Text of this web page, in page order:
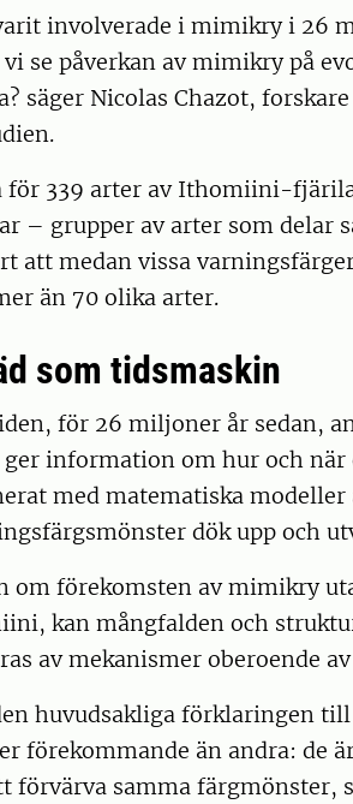
involverade i mimikry i 26
se påverkan av mimikry på
säger Nicolas Chazot,
för 339 arter av Ithomiini-
– grupper av arter som delar
att medan vissa
än 70 olika arter.
som tidsmaskin
för 26 miljoner år sedan,
information om hur och när
med matematiska modeller
dök upp och
om förekomsten av mimikry
kan mångfalden och
av mekanismer oberoende
huvudsakliga förklaringen
förekommande än andra: de
förvärva samma färgmönster,